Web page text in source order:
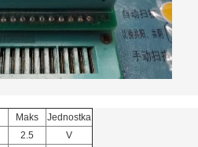
Maks
Jednostka
2.5
V